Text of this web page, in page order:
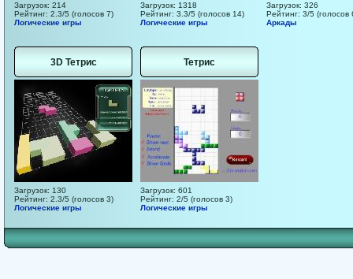
Загрузок: 214
Рейтинг: 2.3/5 (голосов 7)
Логические игры
Загрузок: 1318
Рейтинг: 3.3/5 (голосов 14)
Логические игры
Загрузок: 326
Рейтинг: 3/5 (голосов
Аркады
3D Тетрис
Загрузок: 130
Рейтинг: 2.3/5 (голосов 3)
Логические игры
Тетрис
Загрузок: 601
Рейтинг: 2/5 (голосов 3)
Логические игры